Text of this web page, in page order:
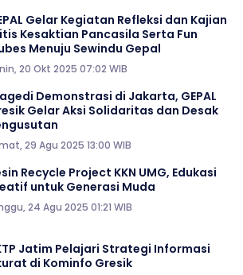
Gelar Kegiatan Refleksi dan Kajian
Kesaktian Pancasila Serta Fun
Menuju Sewindu Gepal
20 Okt 2025 07:02 WIB
Demonstrasi di Jakarta, GEPAL
Gelar Aksi Solidaritas dan Desak
29 Agu 2025 13:00 WIB
Recycle Project KKN UMG, Edukasi
untuk Generasi Muda
24 Agu 2025 01:21 WIB
Jatim Pelajari Strategi Informasi
di Kominfo Gresik